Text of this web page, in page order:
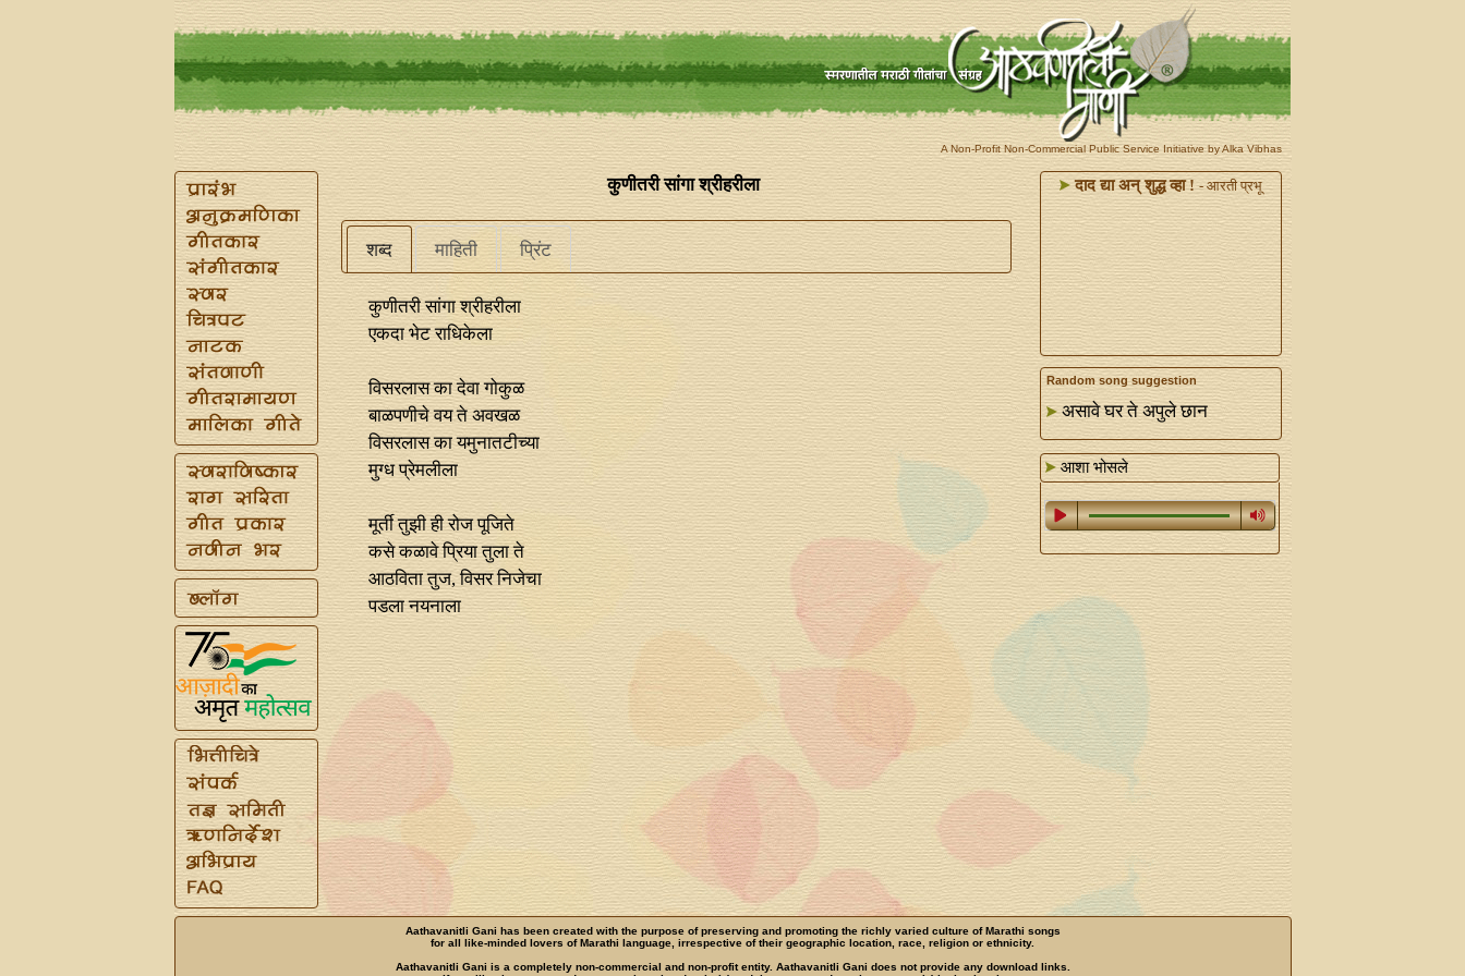
A Non-Profit Non-Commercial Public Service Initiative by Alka Vibhas
कुणीतरी सांगा श्रीहरीला
शब्द माहिती प्रिंट
कुणीतरी सांगा श्रीहरीला
एकदा भेट राधिकेला
विसरलास का देवा गोकुळ
बाळपणीचे वय ते अवखळ
विसरलास का यमुनातटीच्या
मुग्ध प्रेमलीला
मूर्ती तुझी ही रोज पूजिते
कसे कळावे प्रिया तुला ते
आठविता तुज, विसर निजेचा
पडला नयनाला
दाद द्या अन्‌ शुद्ध व्हा ! - आरती प्रभू
Random song suggestion
असावे घर ते अपुले छान
आशा भोसले
Aathavanitli Gani has been created with the purpose of preserving and promoting the richly varied culture of Marathi songs
for all like-minded lovers of Marathi language, irrespective of their geographic location, race, religion or ethnicity.
Aathavanitli Gani is a completely non-commercial and non-profit entity. Aathavanitli Gani does not provide any download links.